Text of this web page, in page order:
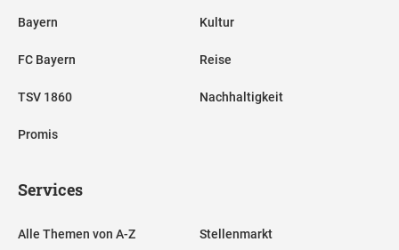
Bayern
FC Bayern
TSV 1860
Promis
Kultur
Reise
Nachhaltigkeit
Services
Alle Themen von A-Z Stellenmarkt